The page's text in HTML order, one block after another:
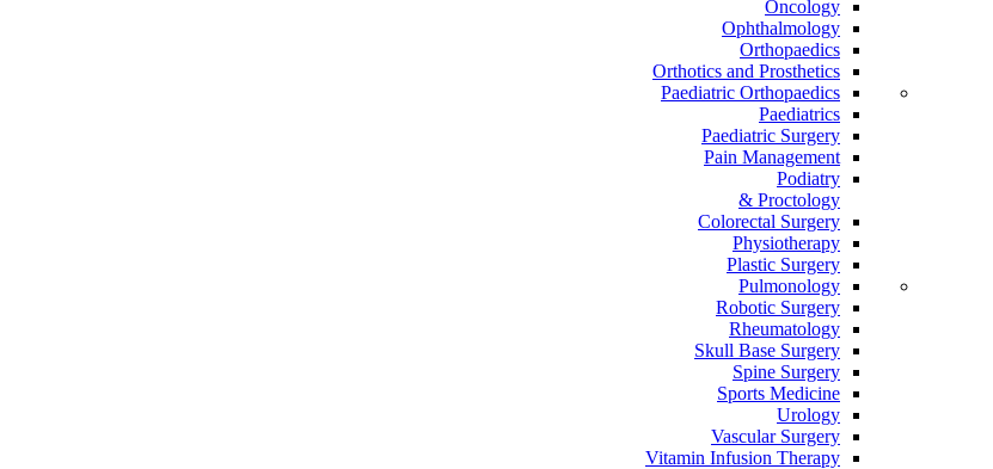
Oncology
Ophthalmology
Orthopaedics
Orthotics and Prosthetics
Paediatric Orthopaedics
Paediatrics
Paediatric Surgery
Pain Management
Podiatry
Proctology &
Colorectal Surgery
Physiotherapy
Plastic Surgery
Pulmonology
Robotic Surgery
Rheumatology
Skull Base Surgery
Spine Surgery
Sports Medicine
Urology
Vascular Surgery
Vitamin Infusion Therapy